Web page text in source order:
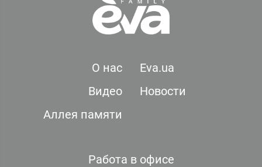
О нас
Eva.ua
Видео
Новости
Аллея памяти
Работа в офисе